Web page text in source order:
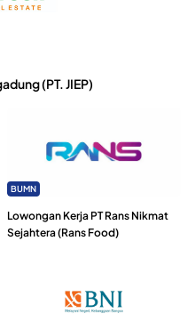
(PT. JIEP)
BUMN
Lowongan Kerja PT Rans Nikmat
Sejahtera (Rans Food)